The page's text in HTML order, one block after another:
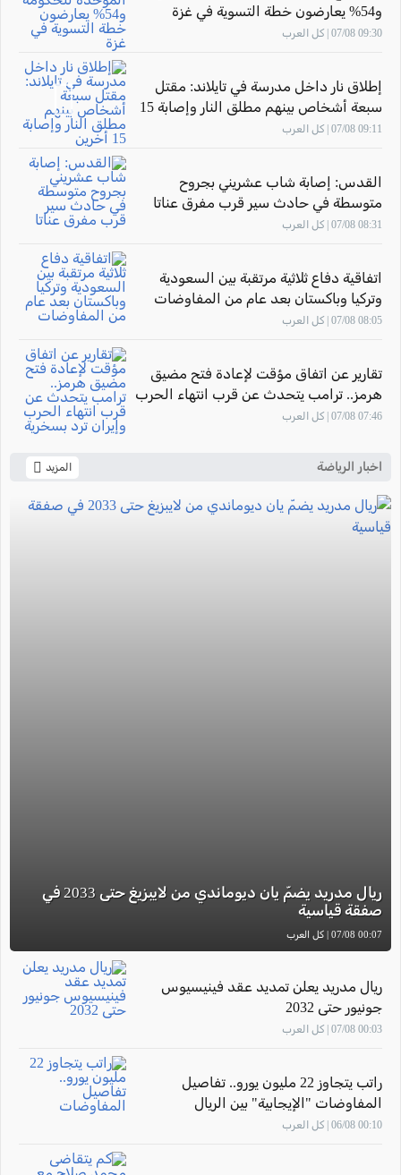
و54% يعارضون خطة التسوية في غزة
09:30 07/08 | كل العرب
إطلاق نار داخل مدرسة في تايلاند: مقتل
سبعة أشخاص بينهم مطلق النار وإصابة 15
أخرين
09:11 07/08 | كل العرب
القدس: إصابة شاب عشريني بجروح
متوسطة في حادث سير قرب مفرق عناتا
08:31 07/08 | كل العرب
اتفاقية دفاع ثلاثية مرتقبة بين السعودية
وتركيا وباكستان بعد عام من المفاوضات
08:05 07/08 | كل العرب
تقارير عن اتفاق مؤقت لإعادة فتح مضيق
هرمز.. ترامب يتحدث عن قرب انتهاء الحرب
وإيران ترد بسخرية
07:46 07/08 | كل العرب
اخبار الرياضة المزيد
ريال مدريد يضمّ يان ديوماندي من لايبزيغ حتى 2033 في
صفقة قياسية
00:07 07/08 | كل العرب
ريال مدريد يعلن تمديد عقد فينيسيوس
جونيور حتى 2032
00:03 07/08 | كل العرب
راتب يتجاوز 22 مليون يورو.. تفاصيل
المفاوضات "الإيجابية" بين الريال
وفينيسيوس
00:10 06/08 | كل العرب